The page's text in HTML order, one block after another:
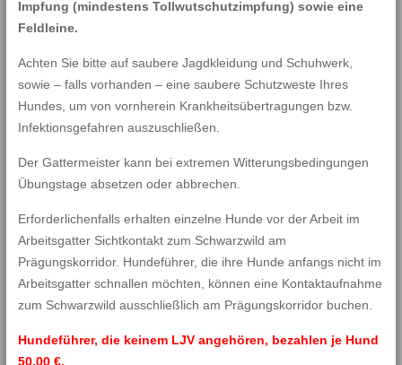
Impfung (mindestens Tollwutschutzimpfung) sowie eine
Feldleine.
Achten Sie bitte auf saubere Jagdkleidung und Schuhwerk,
sowie – falls vorhanden – eine saubere Schutzweste Ihres
Hundes, um von vornherein Krankheitsübertragungen bzw.
Infektionsgefahren auszuschließen.
Der Gattermeister kann bei extremen Witterungsbedingungen
Übungstage absetzen oder abbrechen.
Erforderlichenfalls erhalten einzelne Hunde vor der Arbeit im
Arbeitsgatter Sichtkontakt zum Schwarzwild am
Prägungskorridor. Hundeführer, die ihre Hunde anfangs nicht im
Arbeitsgatter schnallen möchten, können eine Kontaktaufnahme
zum Schwarzwild ausschließlich am Prägungskorridor buchen.
Hundeführer, die keinem LJV angehören, bezahlen je Hund
50,00 €.